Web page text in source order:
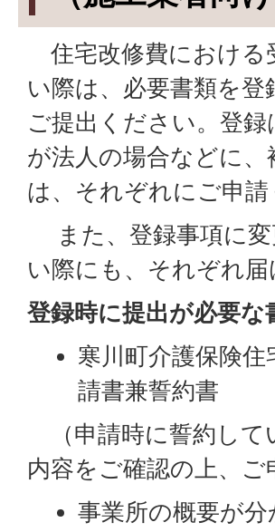
住宅改修費における
い際は、必要書類を
ご提出ください。登
が法人の場合などに
は、それぞれにご申請
また、登録事項に変
い際にも、それぞれ
登録時に提出が必要な
寒川町介護保険
請書兼誓約書
（申請時に誓約して
内容をご確認の上、
事業所の概要が